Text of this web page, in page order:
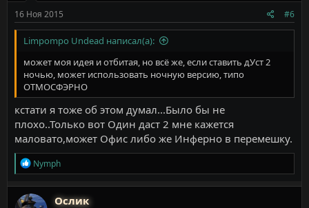
16 Ноя 2015 #6
Limpompo Undead написал(а):
может моя идея и отбитая, но всё же, если ставить дУст 2
ночью, может использовать ночную версию, типо
ОТМОСФЭРНО
кстати я тоже об этом думал...Было бы не
плохо..Только вот Один даст 2 мне кажется
маловато,может Офис либо же Инферно в перемешку.
Р
е
а
к
Nymph
Ослик